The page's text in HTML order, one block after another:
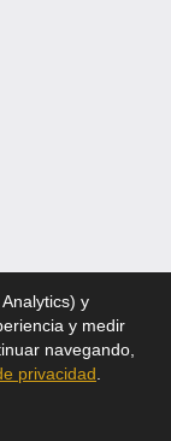
y
y medir
navegando,
privacidad